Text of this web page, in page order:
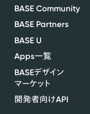
BASE Community
BASE Partners
BASE U
Apps一覧
BASEデザイン
マーケット
開発者向けAPI